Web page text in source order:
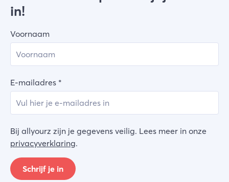
in!
Voornaam
E-mailadres *
Bij allyourz zijn je gegevens veilig. Lees meer in onze
privacyverklaring.
Schrijf je in